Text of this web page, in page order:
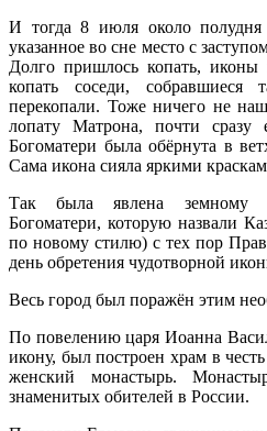
И тогда 8 июля около
указанное во сне место с
Долго пришлось копать,
копать соседи,
перекопали. Тоже ничего не
лопату Матрона, почти
Богоматери была обёрнута в
Сама икона сияла яркими
Так была явлена земному
Богоматери, которую назвали
по новому стилю) с тех пор
день обретения чудотворной
Весь город был поражён этим
По повелению царя Иоанна
икону, был построен храм в
женский монастырь.
знаменитых обителей в России.